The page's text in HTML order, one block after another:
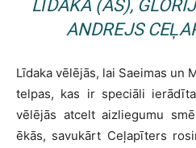
LĪDAKA (AS),
ANDREJS
Līdaka vēlējās, lai Saeimas un
telpas, kas ir speciāli
vēlējās atcelt aizliegumu
ēkās, savukārt Ceļapīters